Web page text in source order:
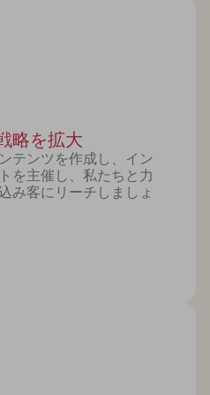
略を拡大
テンツを作成し、イン
を主催し、私たちと力
み客にリーチしましょ